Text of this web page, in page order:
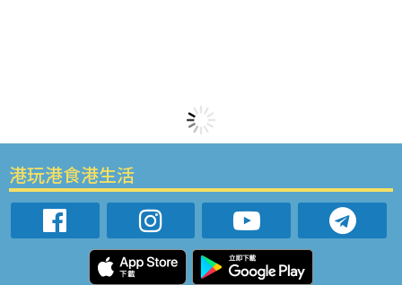
港玩港食港生活